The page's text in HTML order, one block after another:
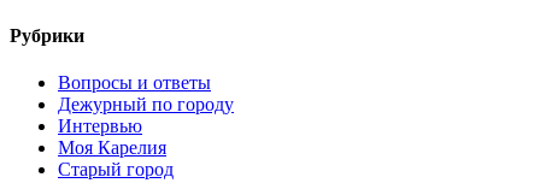
Рубрики
Вопросы и ответы
Дежурный по городу
Интервью
Моя Карелия
Старый город